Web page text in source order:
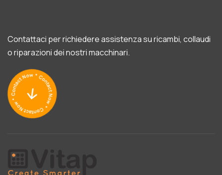
Contattaci per richiedere assistenza su ricambi, collaudi
o riparazioni dei nostri macchinari.